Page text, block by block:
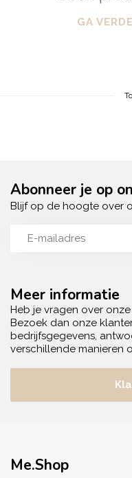
GA
Meer informatie
Heb je vragen over
Bezoek dan onze
bedrijfsgegevens,
verschillende manieren
Abonneer je op
Blijf op de hoogte over
Me.Shop